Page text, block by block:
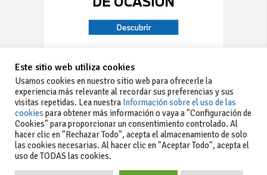
Este sitio web utiliza cookies
Usamos cookies en nuestro sitio web para ofrecerle la
experiencia más relevante al recordar sus preferencias y sus
visitas repetidas. Lea nuestra Información sobre el uso de las
cookies para obtener más información o vaya a "Configuración de
Cookies" para proporcionar un consentimiento controlado. Al
hacer clic en "Rechazar Todo", acepta el almacenamiento de solo
las cookies necesarias. Al hacer clic en "Aceptar Todo", acepta el
uso de TODAS las cookies.